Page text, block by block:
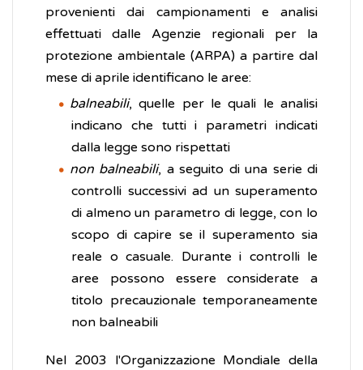
provenienti dai campionamenti e analisi
effettuati dalle Agenzie regionali per la
protezione ambientale (ARPA) a partire dal
mese di aprile identificano le aree:
balneabili, quelle per le quali le analisi
indicano che tutti i parametri indicati
dalla legge sono rispettati
non balneabili, a seguito di una serie di
controlli successivi ad un superamento
di almeno un parametro di legge, con lo
scopo di capire se il superamento sia
reale o casuale. Durante i controlli le
aree possono essere considerate a
titolo precauzionale temporaneamente
non balneabili
Nel 2003 l'Organizzazione Mondiale della